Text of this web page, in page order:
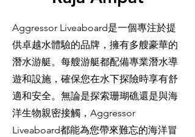
Aggressor Liveaboard是一個專注於提
供卓越水體驗的品牌，擁有多艘豪華的
潛水游艇。每艘游艇都配備專業潛水導
遊和設施，確保您在水下探險時享有舒
適和安全。無論是探索珊瑚礁還是與海
洋生物親密接觸，Aggressor
Liveaboard都能為您帶來難忘的海洋冒